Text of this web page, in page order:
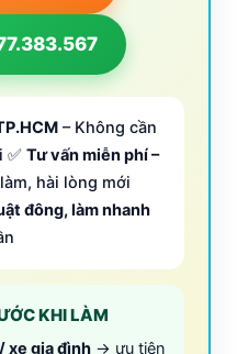
– Không cần
✅ Tư vấn miễn phí –
hài lòng mới
đông, làm nhanh
KHI LÀM
xe gia đình → ưu tiên